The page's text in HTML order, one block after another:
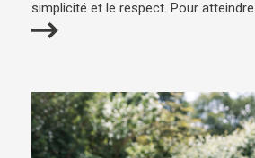
simplicité et le respect. Pour atteindre...